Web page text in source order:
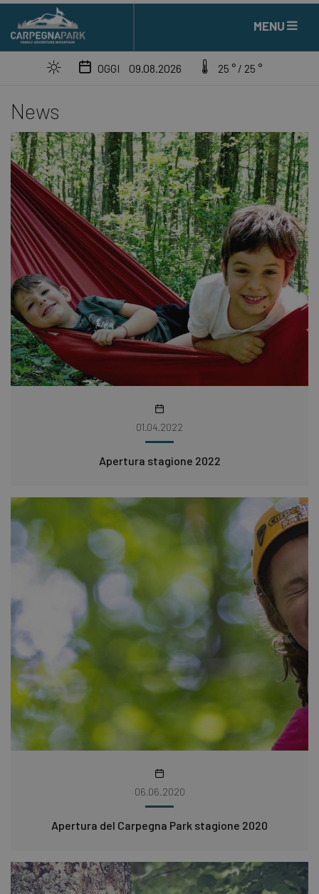
MENU
OGGI 09.08.2026 25 ° / 25 °
News
01.04.2022
Apertura stagione 2022
06.06.2020
Apertura del Carpegna Park stagione 2020